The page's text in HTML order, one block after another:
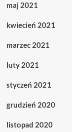
maj 2021
kwiecień 2021
marzec 2021
luty 2021
styczeń 2021
grudzień 2020
listopad 2020